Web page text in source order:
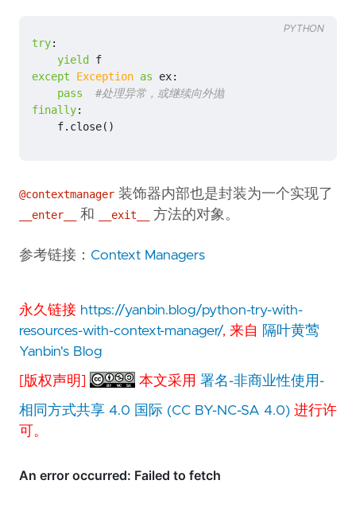
try:
yield
f
except
Exception as ex:
pass
#处理异常，或继续向外抛
finally:
f. close()
PYTHON
@contextmanager 装饰器内部也是封装为一个实现了
__enter__ 和 __exit__ 方法的对象。
参考链接： Context Managers
永久链接 https://yanbin.blog/python-try-with-
resources-with-context-manager/, 来自
隔叶黄莺
Yanbin's Blog
[版权声明] 本文采用署名-非商业性使用-
相同方式共享 4.0 国际 (CC BY-NC-SA 4.0) 进行许
可。